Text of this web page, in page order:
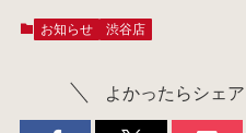
お知らせ 渋谷店
よかったらシェ